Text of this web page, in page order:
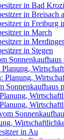
in Bad
in Breisach
in Freiburg
in March
in
in Stegen
Sonnenkaufhaus
in Au